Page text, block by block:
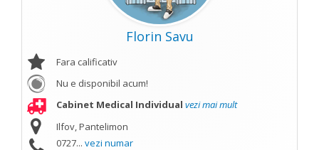
Florin Savu
Fara calificativ
Nu e disponibil acum!
Cabinet Medical Individual vezi mai mult
Ilfov, Pantelimon
0727... vezi numar